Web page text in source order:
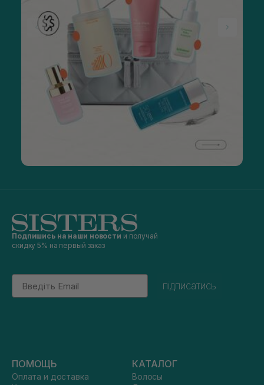
Подпишись на наши новости и получай
скидку 5% на первый заказ
Email
підписатись
ПОМОЩЬ
Оплата и доставка
КАТАЛОГ
Волосы